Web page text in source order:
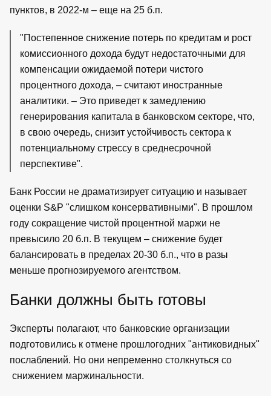
пунктов, в 2022-м – еще на 25 б.п.
"Постепенное снижение потерь по кредитам и рост
комиссионного дохода будут недостаточными для
компенсации ожидаемой потери чистого
процентного дохода, – считают иностранные
аналитики. – Это приведет к замедлению
генерирования капитала в банковском секторе, что,
в свою очередь, снизит устойчивость сектора к
потенциальному стрессу в среднесрочной
перспективе".
Банк России не драматизирует ситуацию и называет
оценки S&P "слишком консервативными". В прошлом
году сокращение чистой процентной маржи не
превысило 20 б.п. В текущем – снижение будет
балансировать в пределах 20-30 б.п., что в разы
меньше прогнозируемого агентством.
Банки должны быть готовы
Эксперты полагают, что банковские организации
подготовились к отмене прошлогодних "антиковидных"
послаблений. Но они непременно столкнуться со
снижением маржинальности.